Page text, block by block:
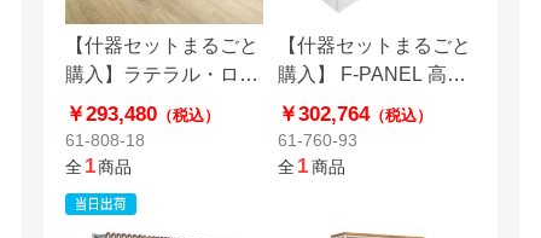
【什器セットまるごと
購入】ラテラル・ロコ
2×2連結展開
￥293,480（税込）
61-808-18
全 1商品
【什器セットまるごと
購入】 F-PANEL 高さ
型2連結展開
￥302,764（税込）
61-760-93
全1商品